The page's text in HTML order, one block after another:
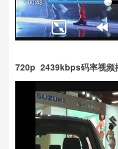
720p 2439kbps码率视频